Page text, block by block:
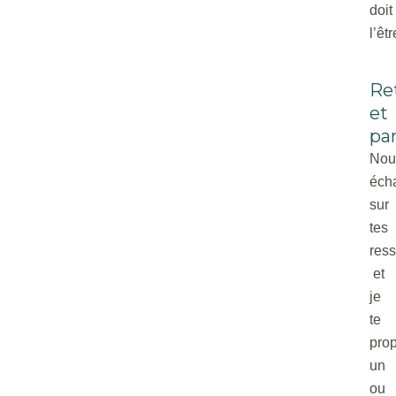
doit
et
sur
tes
et
je
te
un
ou